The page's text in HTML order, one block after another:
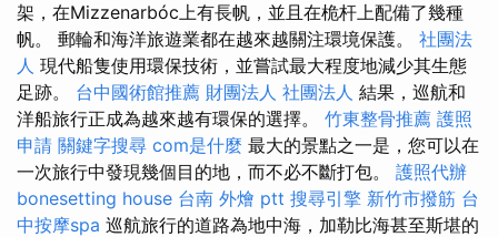
架，在Mizzenarbóc上有長帆，並且在桅杆上配備了幾種
帆。 郵輪和海洋旅遊業都在越來越關注環境保護。 社團法
人 現代船隻使用環保技術，並嘗試最大程度地減少其生態
足跡。 台中國術館推薦 財團法人 社團法人 結果，巡航和
洋船旅行正成為越來越有環保的選擇。 竹東整骨推薦 護照
申請 關鍵字搜尋 com是什麼 最大的景點之一是，您可以在
一次旅行中發現幾個目的地，而不必不斷打包。 護照代辦
bonesetting house 台南 外燴 ptt 搜尋引擎 新竹市撥筋 台
中按摩spa 巡航旅行的道路為地中海，加勒比海甚至斯堪的